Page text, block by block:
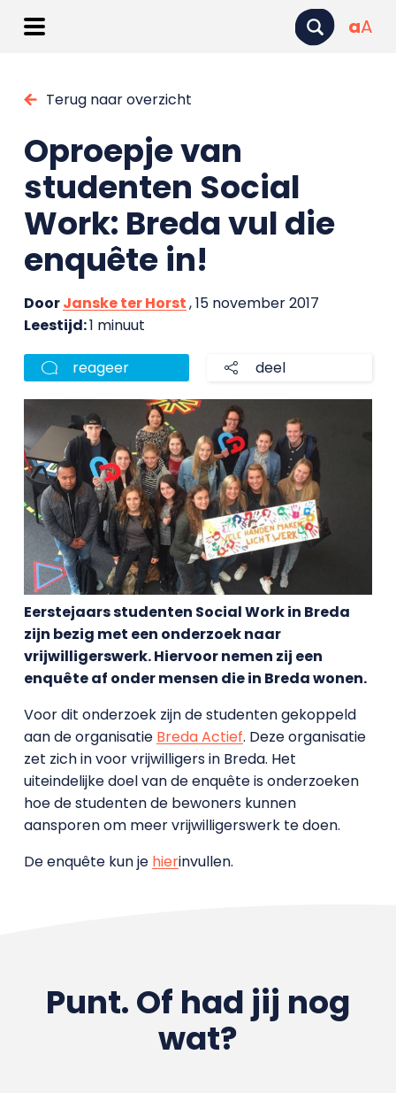
aA
Terug naar overzicht
Oproepje van
studenten Social
Work: Breda vul die
enquête in!
DoorJanske ter Horst, 15 november 2017
Leestijd:1 minuut
reageer deel
Eerstejaars studenten Social Work in Breda
zijn bezig met een onderzoek naar
vrijwilligerswerk. Hiervoor nemen zij een
enquête af onder mensen die in Breda wonen.
Voor dit onderzoek zijn de studenten gekoppeld
aan de organisatie Breda Actief. Deze organisatie
zet zich in voor vrijwilligers in Breda. Het
uiteindelijke doel van de enquête is onderzoeken
hoe de studenten de bewoners kunnen
aansporen om meer vrijwilligerswerk te doen.
De enquête kun je hierinvullen.
Punt. Of had jij nog
wat?